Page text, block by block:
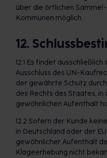
über die örtlichen
Kommunen möglich.
12.
12.1 Es findet
Ausschluss des UN-
der gewährte Schutz
des Rechts des Staates, in
gewöhnlichen Aufenthalt
12.2 Sofern der Kunde
in Deutschland oder der
gewöhnlicher Aufenthalt
Klageerhebung nicht